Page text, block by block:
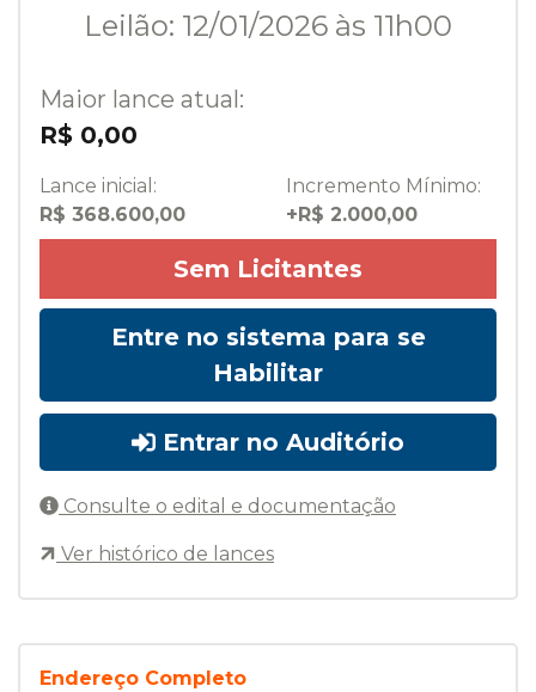
Endereço Completo
Leilão: 12/01/2026 às 11h00
Maior lance atual:
R$ 0,00
Lance inicial:
R$ 368.600,00
Incremento Mínimo:
+R$ 2.000,00
Sem Licitantes
Entre no sistema para se
Habilitar
Entrar no Auditório
Consulte o edital e documentação
Ver histórico de lances